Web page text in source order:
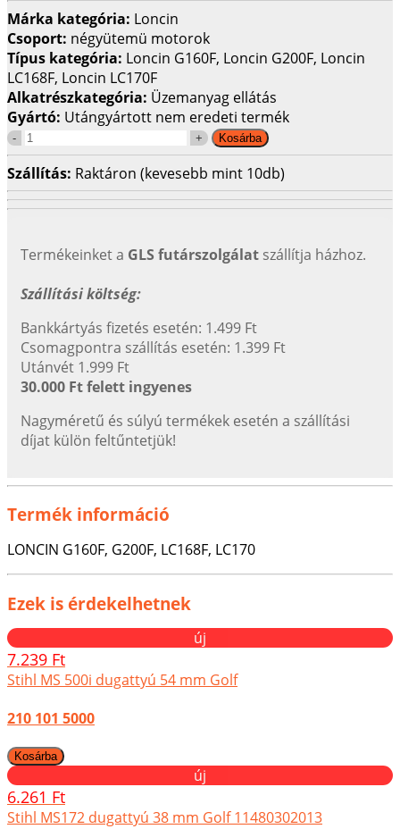
Márka kategória: Loncin
Csoport: négyütemü motorok
Típus kategória: Loncin G160F, Loncin G200F, Loncin
LC168F, Loncin LC170F
Alkatrészkategória: Üzemanyag ellátás
Gyártó: Utángyártott nem eredeti termék
Szállítás: Raktáron (kevesebb mint 10db)
Termékeinket a GLS futárszolgálat szállítja házhoz.
Szállítási költség:
Bankkártyás fizetés esetén: 1.499 Ft
Csomagpontra szállítás esetén: 1.399 Ft
Utánvét 1.999 Ft
30.000 Ft felett ingyenes
Nagyméretű és súlyú termékek esetén a szállítási
díjat külön feltűntetjük!
Termék információ
LONCIN G160F, G200F, LC168F, LC170
Ezek is érdekelhetnek
új
7.239 Ft
Stihl MS 500i dugattyú 54 mm Golf
210 101 5000
új
6.261 Ft
Stihl MS172 dugattyú 38 mm Golf 11480302013